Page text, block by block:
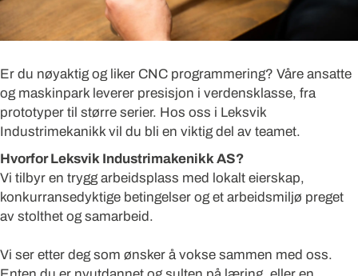
Er du nøyaktig og liker CNC programmering? Våre ansatte
og maskinpark leverer presisjon i verdensklasse, fra
prototyper til større serier. Hos oss i Leksvik
Industrimekanikk vil du bli en viktig del av teamet.
Hvorfor Leksvik Industrimakenikk AS?
Vi tilbyr en trygg arbeidsplass med lokalt eierskap,
konkurransedyktige betingelser og et arbeidsmiljø preget
av stolthet og samarbeid.
Vi ser etter deg som ønsker å vokse sammen med oss.